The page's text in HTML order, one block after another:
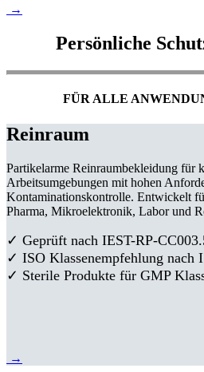
→
Persönliche
FÜR ALLE
Reinraum
Partikelarme Reinraumbekleidung für
Arbeitsumgebungen mit hohen
Kontaminationskontrolle. Entwickelt
Pharma, Mikroelektronik, Labor und
✓ Geprüft nach IEST-RP-
✓ ISO Klassenempfehlung nach
✓ Sterile Produkte für GMP
→